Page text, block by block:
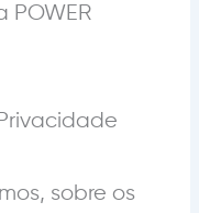
POWER
sobre os